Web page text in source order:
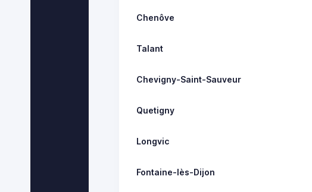
Chenôve
Talant
Chevigny-Saint-Sauveur
Quetigny
Longvic
Fontaine-lès-Dijon